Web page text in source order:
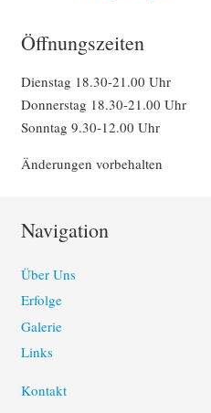
Öffnungszeiten
Dienstag 18.30-21.00 Uhr
Donnerstag 18.30-21.00 Uhr
Sonntag 9.30-12.00 Uhr
Änderungen vorbehalten
Navigation
Über Uns
Erfolge
Galerie
Links
Kontakt